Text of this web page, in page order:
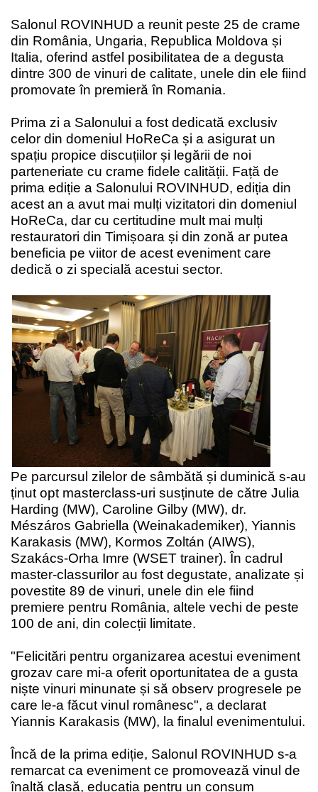
Salonul ROVINHUD a reunit peste 25 de crame
din România, Ungaria, Republica Moldova și
Italia, oferind astfel posibilitatea de a degusta
dintre 300 de vinuri de calitate, unele din ele fiind
promovate în premieră în Romania.
Prima zi a Salonului a fost dedicată exclusiv
celor din domeniul HoReCa și a asigurat un
spațiu propice discuțiilor și legării de noi
parteneriate cu crame fidele calității. Față de
prima ediție a Salonului ROVINHUD, ediția din
acest an a avut mai mulți vizitatori din domeniul
HoReCa, dar cu certitudine mult mai mulți
restauratori din Timișoara și din zonă ar putea
beneficia pe viitor de acest eveniment care
dedică o zi specială acestui sector.
Pe parcursul zilelor de sâmbătă și duminică s-au
ținut opt masterclass-uri susținute de către Julia
Harding (MW), Caroline Gilby (MW), dr.
Mészáros Gabriella (Weinakademiker), Yiannis
Karakasis (MW), Kormos Zoltán (AIWS),
Szakács-Orha Imre (WSET trainer). În cadrul
master-classurilor au fost degustate, analizate și
povestite 89 de vinuri, unele din ele fiind
premiere pentru România, altele vechi de peste
100 de ani, din colecții limitate.
"Felicitări pentru organizarea acestui eveniment
grozav care mi-a oferit oportunitatea de a gusta
niște vinuri minunate și să observ progresele pe
care le-a făcut vinul românesc", a declarat
Yiannis Karakasis (MW), la finalul evenimentului.
Încă de la prima ediție, Salonul ROVINHUD s-a
remarcat ca eveniment ce promovează vinul de
înaltă clasă, educația pentru un consum